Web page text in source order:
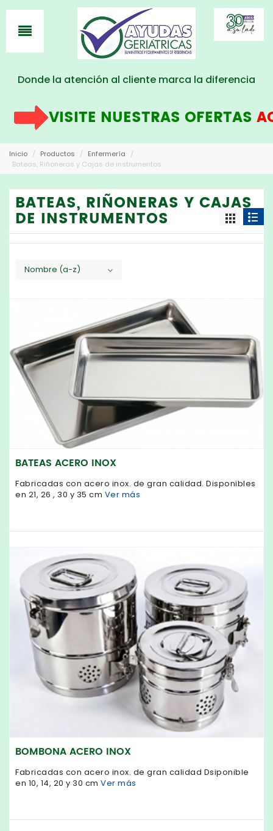
Donde la atención al cliente marca la diferencia
VISITE NUESTRAS OFERTAS
Inicio / Productos / Enfermería
/
Bateas, Riñoneras y Cajas de instrumentos
BATEAS, RIÑONERAS Y CAJAS
DE INSTRUMENTOS
Nombre (a-z)
BATEAS ACERO INOX
Fabricadas con acero inox. de gran calidad. Disponibles
en 21, 26 , 30 y 35 cm Ver más
BOMBONA ACERO INOX
Fabricadas con acero inox. de gran calidad Dsiponible
en 10, 14, 20 y 30 cm Ver más